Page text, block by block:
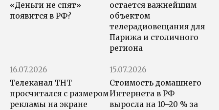
«Деньги не спят»
появится в РФ?
остается важнейшим
объектом
телерадиовещания для
Парижа и столичного
региона
16.07.2026
Телеканал ТНТ
просчитался с размером
рекламы на экране
15.07.2026
Стоимость домашнего
Интернета в РФ
выросла на 10–20 % за